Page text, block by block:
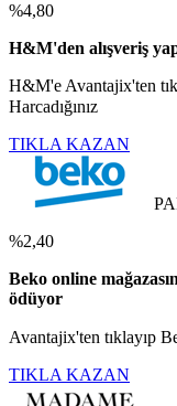
%4,80
H&M'den alışveriş
H&M'e Avantajix'ten
Harcadığınız
TIKLA KAZAN
%2,40
Beko online
ödüyor
Avantajix'ten tıklayıp
TIKLA KAZAN